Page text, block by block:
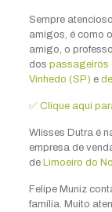
Sempre
amigos, é como
amigo, o
dos passageiros
Vinhedo (SP) e
✅ Clique aqui
Wlisses Dutra é
empresa de
de Limoeiro do
Felipe Muniz
família. Muito